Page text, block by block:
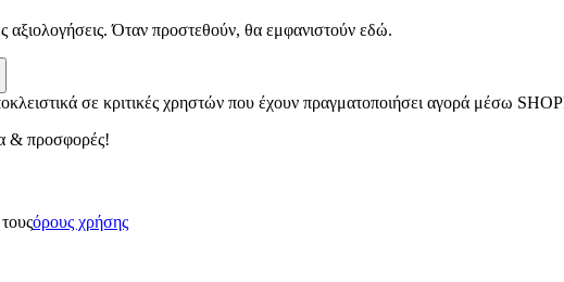
αξιολογήσεις. Όταν προστεθούν, θα εμφανιστούν εδώ.
σε κριτικές χρηστών που έχουν πραγματοποιήσει αγορά μέσω
& προσφορές!
όρους χρήσης